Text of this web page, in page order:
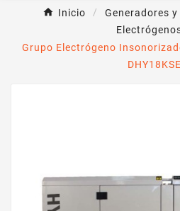
Inicio Generadores y
Grupo Electrógeno